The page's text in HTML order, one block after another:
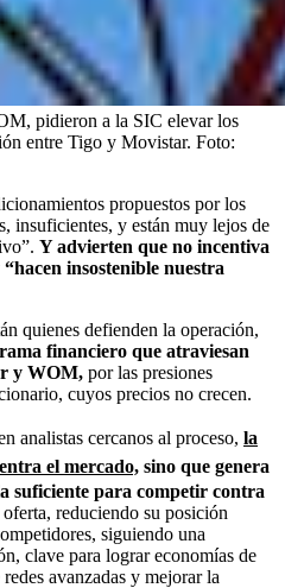
pidieron a la SIC elevar los
entre Tigo y Movistar. Foto:
propuestos por los
insuficientes, y están muy lejos de
Y advierten que no incentiva
insostenible nuestra
quienes defienden la operación,
financiero que atraviesan
y WOM, por las presiones
cuyos precios no crecen.
analistas cercanos al proceso, la
el mercado, sino que genera
suficiente para competir contra
reduciendo su posición
siguiendo una
clave para lograr economías de
avanzadas y mejorar la